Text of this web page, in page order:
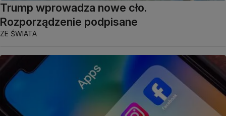
Trump wprowadza nowe cło.
Rozporządzenie podpisane
ZE ŚWIATA